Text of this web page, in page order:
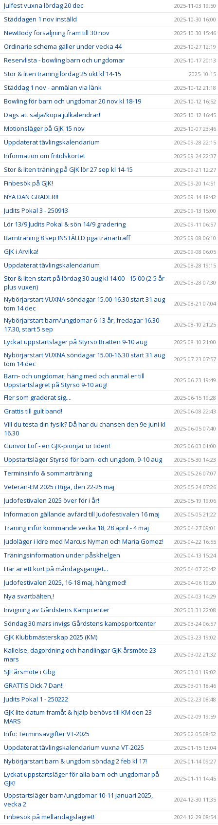
Julfest vuxna lördag 20 dec 2025-11-03 19:50
Städdagen 1 nov inställd 2025-10-30 16:00
NewBody försäljning fram till 30 nov 2025-10-30 15:46
Ordinarie schema gäller under vecka 44 2025-10-27 12:19
Reservlista - bowling barn och ungdomar 2025-10-17 20:13
Stor & liten träning lördag 25 okt kl 14-15 2025-10-15
Städdag 1 nov - anmälan via länk 2025-10-12 21:18
Bowling för barn och ungdomar 20 nov kl 18-19 2025-10-12 16:52
Dags att sälja/köpa julkalendrar! 2025-10-12 16:45
Motionsläger på GJK 15 nov 2025-10-07 23:46
Uppdaterat tävlingskalendarium 2025-09-28 22:15
Information om fritidskortet 2025-09-24 22:37
Stor & liten träning på GJK lör 27 sep kl 14-15 2025-09-21 12:27
Finbesök på GJK! 2025-09-20 14:51
NYA DAN GRADER!! 2025-09-14 18:42
Judits Pokal 3 - 250913 2025-09-13 15:00
Lör 13/9 Judits Pokal & sön 14/9 gradering 2025-09-11 06:57
Barnträning 8 sep INSTÄLLD pga tränarträff 2025-09-08 06:10
GJK i Arvika! 2025-09-08 06:05
Uppdaterat tävlingskalendarium 2025-08-28 19:15
Stor & liten start på lördag 30 aug kl 14.00 - 15.00 (2-5 år
plus vuxen)
2025-08-28 07:30
Nybörjarstart VUXNA söndagar 15.00-16.30 start 31 aug
tom 14 dec
2025-08-21 07:04
Nybörjarstart barn/ungdomar 6-13 år, fredagar 16.30-
17.30, start 5 sep
2025-08-10 21:25
Lyckat uppstartsläger på Styrsö Bratten 9-10 aug 2025-08-10 21:00
Nybörjarstart VUXNA söndagar 15.00-16.30 start 31 aug
tom 14 dec
2025-07-23 07:57
Barn- och ungdomar, häng med och anmäl er till
Uppstartslägret på Styrsö 9-10 aug!
2025-06-23 19:49
Fler som graderat sig.... 2025-06-15 19:28
Grattis till gult band! 2025-06-08 22:43
Vill du testa din fysik? Då har du chansen den 9e juni kl
16.30
2025-06-05 07:40
Gunvor Löf - en GJK-pionjär ur tiden! 2025-06-03 01:00
Uppstartsläger Styrsö för barn- och ungdom, 9-10 aug 2025-05-30 14:23
Terminsinfo & sommarträning 2025-05-26 07:07
Veteran-EM 2025 i Riga, den 22-25 maj 2025-05-24 07:26
Judofestivalen 2025 över för i år! 2025-05-19 19:06
Information gällande avfärd till Judofestivalen 16 maj 2025-05-05 21:22
Träning inför kommande vecka 18, 28 april - 4 maj 2025-04-27 09:01
Judoläger i Idre med Marcus Nyman och Maria Gomez! 2025-04-22 16:55
Träningsinformation under påskhelgen 2025-04-13 15:24
Här är ett kort på måndagsgänget... 2025-04-07 20:42
Judofestivalen 2025, 16-18 maj, häng med! 2025-04-06 19:20
Nya svartbälten,! 2025-04-03 14:29
Invigning av Gårdstens Kampcenter 2025-03-31 22:08
Söndag 30 mars invigs Gårdstens kampsportcenter 2025-03-24 06:57
GJK Klubbmästerskap 2025 (KM) 2025-03-23 19:02
Kallelse, dagordning och handlingar GJK årsmöte 23
mars
2025-03-02 21:32
SJF årsmöte i Gbg 2025-03-01 19:02
GRATTIS Dick 7 Dan!! 2025-03-01 18:46
Judits Pokal 1 - 250222 2025-02-23 08:48
GJK lite datum framåt & hjälp behövs till KM den 23
MARS
2025-02-09 19:59
Info: Terminsavgifter VT-2025 2025-02-05 08:52
Uppdaterat tävlingskalendarium vuxna VT-2025 2025-01-15 13:04
Nybörjarstart barn & ungdom söndag 2 feb kl 17! 2025-01-14 09:27
Lyckat uppstartsläger för alla barn och ungdomar på
GJK!
2025-01-11 14:45
Uppstartsläger barn/ungdomar 10-11 januari 2025,
vecka 2
2024-12-30 11:35
Finbesök på mellandagslägret! 2024-12-29 08:54